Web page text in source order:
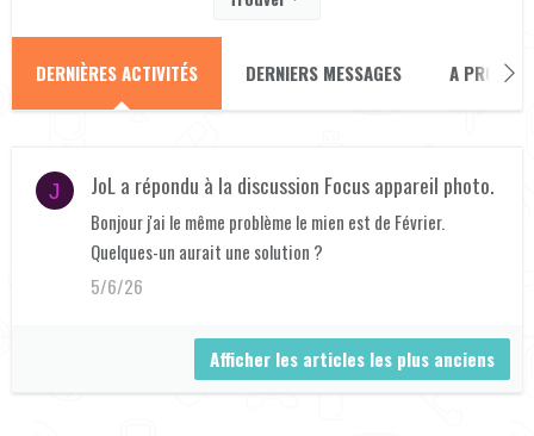
DERNIÈRES ACTIVITÉS DERNIERS MESSAGES A PROPOS
J JoLa répondu à la discussion Focus appareil photo.
Bonjour j'ai le même problème le mien est de Février.
Quelques-un aurait une solution ?
5/6/26
Afficher les articles les plus anciens